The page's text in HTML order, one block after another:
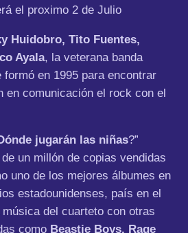
el proximo 2 de Julio
Huidobro, Tito Fuentes,
Ayala, la veterana banda
en 1995 para encontrar
en comunicación el rock con el
jugarán las niñas?”
un millón de copias vendidas
uno de los mejores álbumes en
estadounidenses, país en el
del cuarteto con otras
como Beastie Boys, Rage